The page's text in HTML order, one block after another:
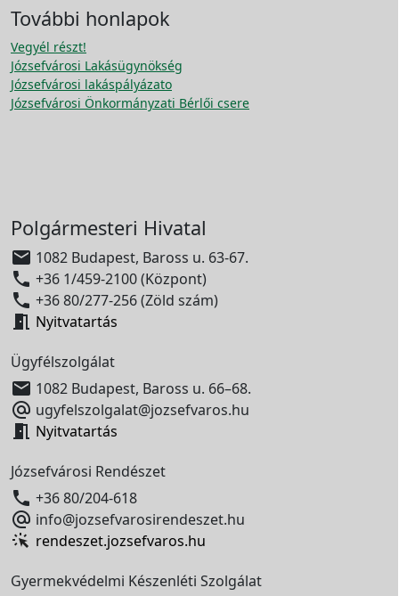
További honlapok
Vegyél részt!
Józsefvárosi Lakásügynökség
Józsefvárosi lakáspályázato
Józsefvárosi Önkormányzati Bérlői csere
Polgármesteri Hivatal
 1082 Budapest, Baross u. 63-67.
 +36 1/459-2100 (Központ)
 +36 80/277-256 (Zöld szám)
 Nyitvatartás
Ügyfélszolgálat
 1082 Budapest, Baross u. 66–68.
 ugyfelszolgalat@jozsefvaros.hu
 Nyitvatartás
Józsefvárosi Rendészet
 +36 80/204-618
 info@jozsefvarosirendeszet.hu
rendeszet.jozsefvaros.hu
Gyermekvédelmi Készenléti Szolgálat